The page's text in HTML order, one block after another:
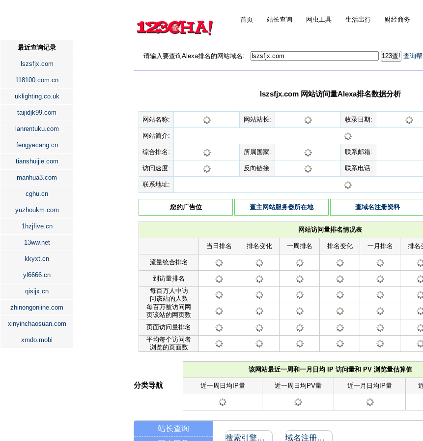
首页 站长查询 网虫工具 生活出行 财经商务
最近查询记录
lszsfjx.com
118100.com.cn
uklighting.co.uk
taijidjk99.com
lanrentuku.com
fengyecang.cn
tianshuijie.com
manhua3.com
cghu.cn
yuzhoukm.com
1hzjfive.cn
13ww.net
kkyxt.cn
yl6666.cn
qisijx.cn
zhinongonline.com
xinyinchaosuan.com
xmdo.mobi
请输入要查询Alexa排名的网站域名: 查询
lszsfjx.com 网站访问量Alexa排名数据分析
网站名称: 网站站长: 收录日期:
网站简介:
综合排名: 所属国家: 联系邮箱:
访问速度: 反向链接: 联系电话:
联系地址:
您的广告位 查主网站服务器所在地 查域名注册资料
网站访问量排名情况表
当日排名 排名变化 一周排名 排名变化 一月排名 排名
流量统合排名
到访量排名
每百万人中访
问该站的人数
每百万被访问网
页该站的网页数
页面访问量排名
平均每个访问者
浏览的页面数
该网站最近一周和一月日均 IP 访问量和 PV 浏览量估算值
近一周日均IP量 近一周日均PV量 近一月日均IP量
分类导航
站长查询
搜索引擎收录和反向链接 域名注册信息